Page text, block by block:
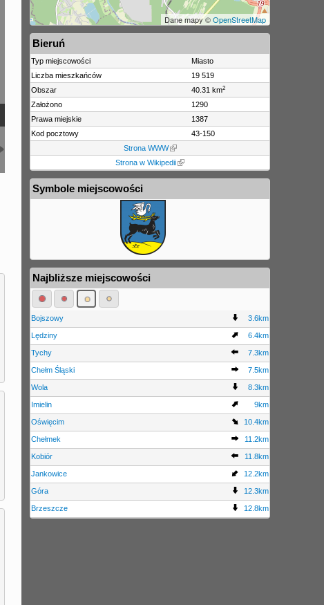
Dane mapy ©OpenStreetMap
Bieruń
Typ miejscowości
Miasto
Liczba mieszkańców
19 519
Obszar
40.31 km2
Założono
1290
Prawa miejskie
1387
Kod pocztowy
43-150
Strona WWW
Strona w Wikipedii
Symbole miejscowości
Najbliższe miejscowości
Bojszowy 3.6km
Lędziny 6.4km
Tychy 7.3km
Chełm Śląski 7.5km
Wola 8.3km
Imielin 9km
Oświęcim 10.4km
Chełmek 11.2km
Kobiór 11.8km
Jankowice 12.2km
Góra 12.3km
Brzeszcze 12.8km